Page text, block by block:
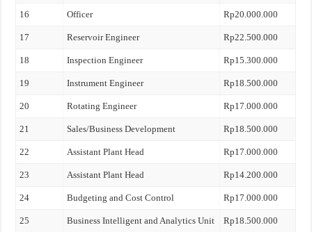
16 Officer Rp20.000.000
17 Reservoir Engineer Rp22.500.000
18 Inspection Engineer Rp15.300.000
19 Instrument Engineer Rp18.500.000
20 Rotating Engineer Rp17.000.000
21 Sales/Business Development Rp18.500.000
22 Assistant Plant Head Rp17.000.000
23 Assistant Plant Head Rp14.200.000
24 Budgeting and Cost Control Rp17.000.000
25 Business Intelligent and Analytics Unit Rp18.500.000